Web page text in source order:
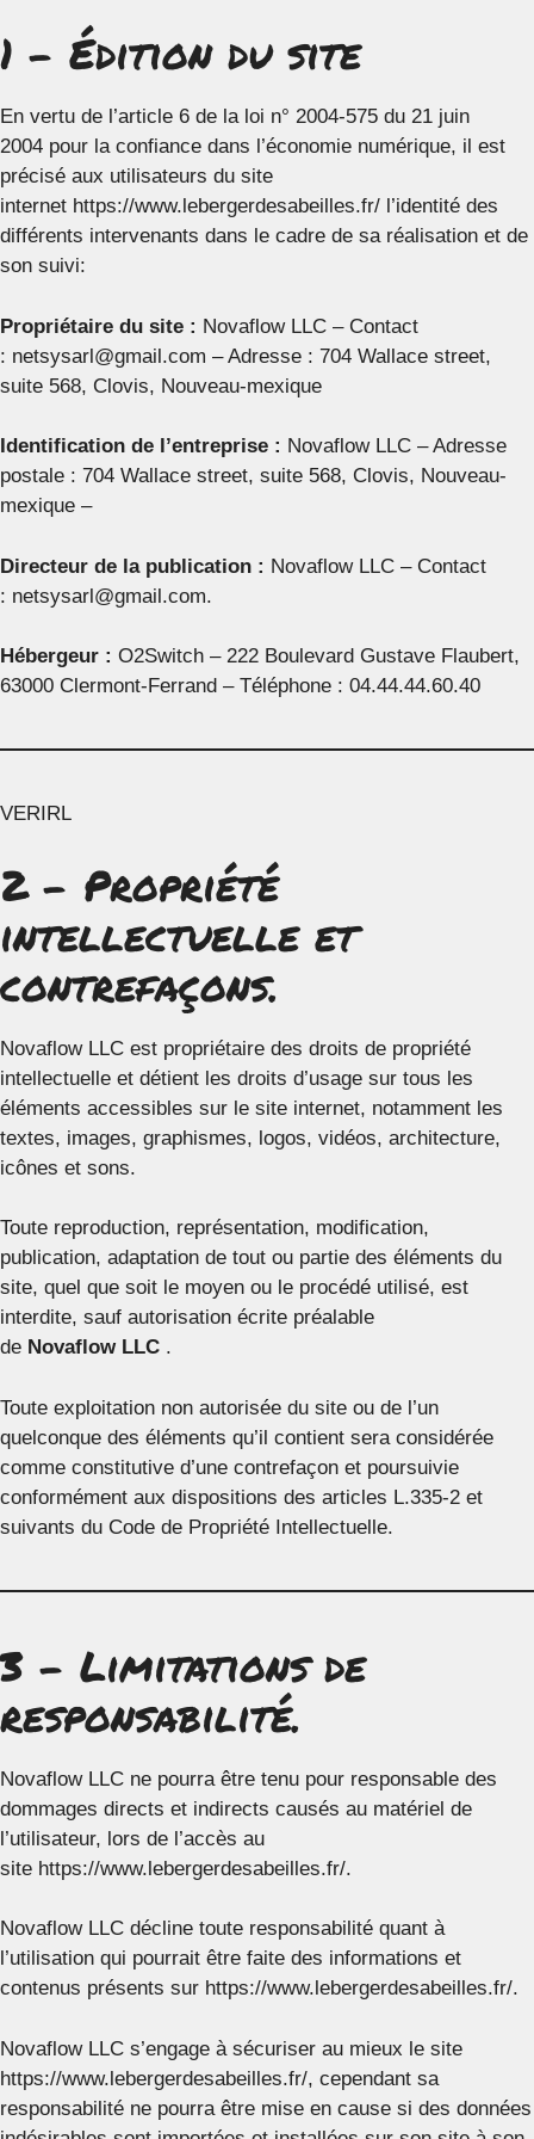
1 – Édition du site
En vertu de l’article 6 de la loi n° 2004-575 du 21 juin
2004 pour la confiance dans l’économie numérique, il est
précisé aux utilisateurs du site
internet https://www.lebergerdesabeilles.fr/ l’identité des
différents intervenants dans le cadre de sa réalisation et de
son suivi:
Propriétaire du site : Novaflow LLC – Contact
: netsysarl@gmail.com – Adresse : 704 Wallace street,
suite 568, Clovis, Nouveau-mexique
Identification de l’entreprise : Novaflow LLC – Adresse
postale : 704 Wallace street, suite 568, Clovis, Nouveau-
mexique –
Directeur de la publication : Novaflow LLC – Contact
: netsysarl@gmail.com.
Hébergeur : O2Switch – 222 Boulevard Gustave Flaubert,
63000 Clermont-Ferrand – Téléphone : 04.44.44.60.40
VERIRL
2 – Propriété
intellectuelle et
contrefaçons.
Novaflow LLC est propriétaire des droits de propriété
intellectuelle et détient les droits d’usage sur tous les
éléments accessibles sur le site internet, notamment les
textes, images, graphismes, logos, vidéos, architecture,
icônes et sons.
Toute reproduction, représentation, modification,
publication, adaptation de tout ou partie des éléments du
site, quel que soit le moyen ou le procédé utilisé, est
interdite, sauf autorisation écrite préalable
de Novaflow LLC .
Toute exploitation non autorisée du site ou de l’un
quelconque des éléments qu’il contient sera considérée
comme constitutive d’une contrefaçon et poursuivie
conformément aux dispositions des articles L.335-2 et
suivants du Code de Propriété Intellectuelle.
3 – Limitations de
responsabilité.
Novaflow LLC ne pourra être tenu pour responsable des
dommages directs et indirects causés au matériel de
l’utilisateur, lors de l’accès au
site https://www.lebergerdesabeilles.fr/.
Novaflow LLC décline toute responsabilité quant à
l’utilisation qui pourrait être faite des informations et
contenus présents sur https://www.lebergerdesabeilles.fr/.
Novaflow LLC s’engage à sécuriser au mieux le site
https://www.lebergerdesabeilles.fr/, cependant sa
responsabilité ne pourra être mise en cause si des données